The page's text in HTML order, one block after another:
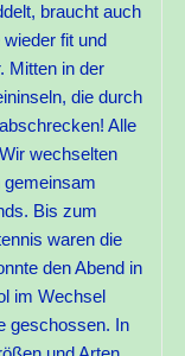
braucht auch
fit und
Mitten in der
die durch
Alle
wechselten
gemeinsam
Bis zum
waren die
den Abend in
im Wechsel
geschossen. In